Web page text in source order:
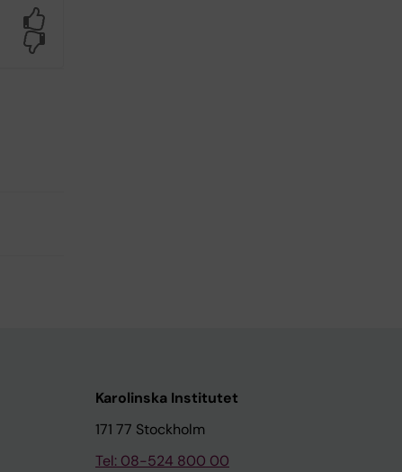
Karolinska Institutet
171 77 Stockholm
Tel: 08-524 800 00